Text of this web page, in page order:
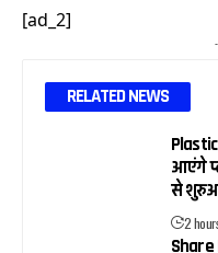
[ad_2]
RELATED NEWS
आएंगे
से
2